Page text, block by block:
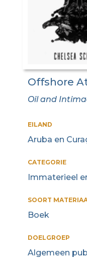
Offshore
Oil and
EILAND
Aruba en
CATEGORIE
Immaterieel
SOORT
Boek
DOELGROEP
Algemeen